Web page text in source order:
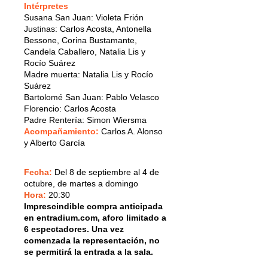
Intérpretes
Susana San Juan: Violeta Frión
Justinas: Carlos Acosta, Antonella
Bessone, Corina Bustamante,
Candela Caballero, Natalia Lis y
Rocío Suárez
Madre muerta: Natalia Lis y Rocío
Suárez
Bartolomé San Juan: Pablo Velasco
Florencio: Carlos Acosta
Padre Rentería: Simon Wiersma
Acompañamiento: Carlos A. Alonso
y Alberto García
Fecha: Del 8 de septiembre al 4 de
octubre, de martes a domingo
Hora: 20:30
Imprescindible compra anticipada
en entradium.com, aforo limitado a
6 espectadores. Una vez
comenzada la representación, no
se permitirá la entrada a la sala.